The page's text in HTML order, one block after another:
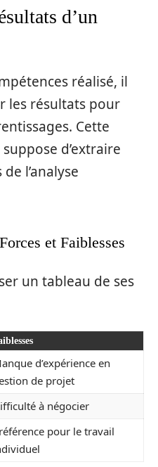
d’un
réalisé, il
les résultats pour
Cette
d’extraire
l’analyse
et Faiblesses
un tableau de ses
d’expérience en
de projet
à négocier
pour le travail